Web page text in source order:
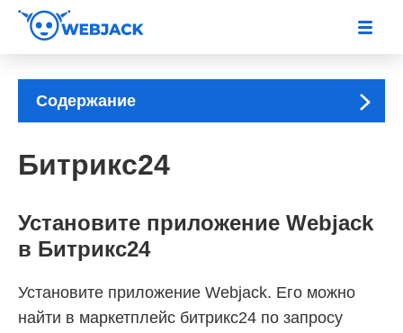
Содержание
Битрикс24
Установите приложение Webjack
в Битрикс24
Установите приложение Webjack. Его можно
найти в маркетплейс битрикс24 по запросу